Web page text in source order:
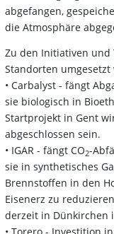
abgefangen,
die Atmosphäre
Zu den Initiativen und
Standorten
• Carbalyst - fängt
sie biologisch in
Startprojekt in Gent
abgeschlossen sein.
• IGAR - fängt CO2-
sie in synthetisches
Brennstoffen in den
Eisenerz zu
derzeit in Dünkirchen